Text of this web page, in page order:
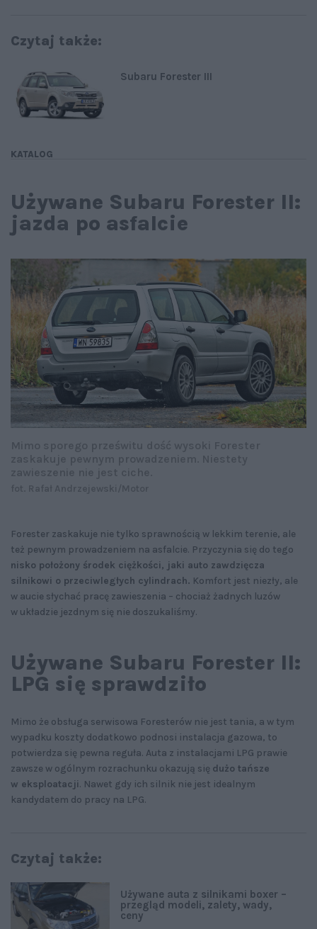
Czytaj także:
KATALOG
Subaru Forester III
Używane Subaru Forester II:
jazda po asfalcie
Forester zaskakuje nie tylko sprawnością w lekkim terenie, ale
też pewnym prowadzeniem na asfalcie. Przyczynia się do tego
nisko położony środek ciężkości, jaki auto zawdzięcza
silnikowi o przeciwległych cylindrach. Komfort jest niezły, ale
w aucie słychać pracę zawieszenia – chociaż żadnych luzów
w układzie jezdnym się nie doszukaliśmy.
Używane Subaru Forester II:
LPG się sprawdziło
Mimo że obsługa serwisowa Foresterów nie jest tania, a w tym
wypadku koszty dodatkowo podnosi instalacja gazowa, to
potwierdza się pewna reguła. Auta z instalacjami LPG prawie
zawsze w ogólnym rozrachunku okazują się dużo tańsze
w eksploatacji. Nawet gdy ich silnik nie jest idealnym
kandydatem do pracy na LPG.
Czytaj także:
Używane auta z silnikami boxer –
przegląd modeli, zalety, wady,
ceny